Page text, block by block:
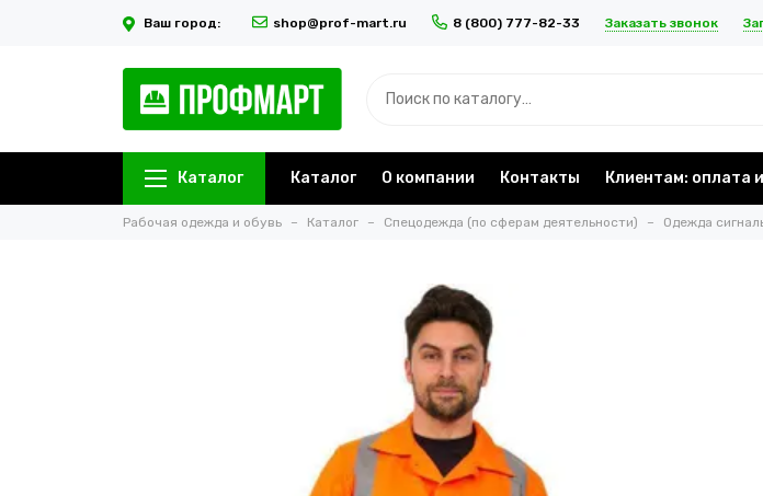
Ваш город: shop@prof-mart.ru 8 (800) 777-82-33 Заказать звонок
Каталог Каталог О компании Контакты Клиентам: оплата
Рабочая одежда и обувь Каталог Спецодежда (по сферам деятельности) Одежда